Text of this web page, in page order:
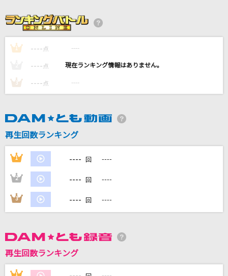
浜博也
青い果実
山口百恵
ないない
ReoNa
Asgard
妖精帝國
DAMの新曲・ランキングなど
DAMに会員登録・ログインして
1 ---- 点 ----
---- 点 ----
3 ---- 点 ----
再生回数ランキング
1 ---- 回 ----
2 ---- 回 ----
3 ---- 回 ----
再生回数ランキング
1